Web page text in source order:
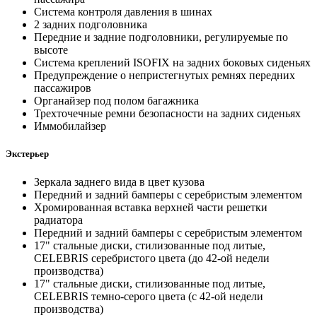
Система контроля давления в шинах
2 задних подголовника
Передние и задние подголовники, регулируемые по
высоте
Система креплений ISOFIX на задних боковых сиденьях
Предупреждение о непристегнутых ремнях передних
пассажиров
Органайзер под полом багажника
Трехточечные ремни безопасности на задних сиденьях
Иммобилайзер
Экстерьер
Зеркала заднего вида в цвет кузова
Передний и задний бамперы с серебристым элементом
Хромированная вставка верхней части решетки
радиатора
Передний и задний бамперы с серебристым элементом
17" стальные диски, стилизованные под литые,
CELEBRIS серебристого цвета (до 42-ой недели
производства)
17" стальные диски, стилизованные под литые,
CELEBRIS темно-серого цвета (с 42-ой недели
производства)